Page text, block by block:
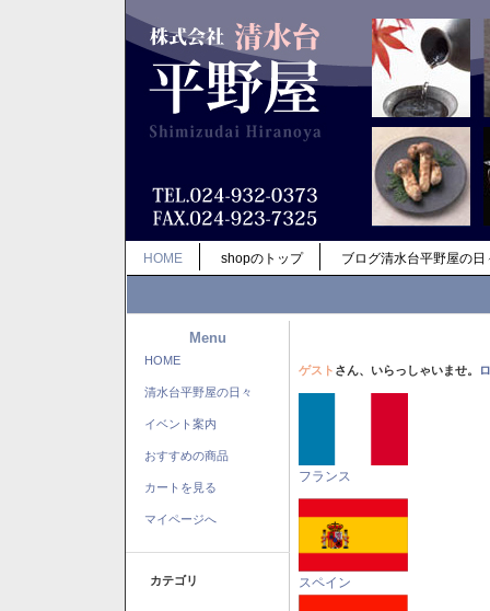
HOME shopのトップ ブログ清水台平野屋の日
Menu
HOME
清水台平野屋の日々
イベント案内
おすすめの商品
カートを見る
マイページへ
カテゴリ
ゲスト さん、いらっしゃいませ。
フランス
スペイン